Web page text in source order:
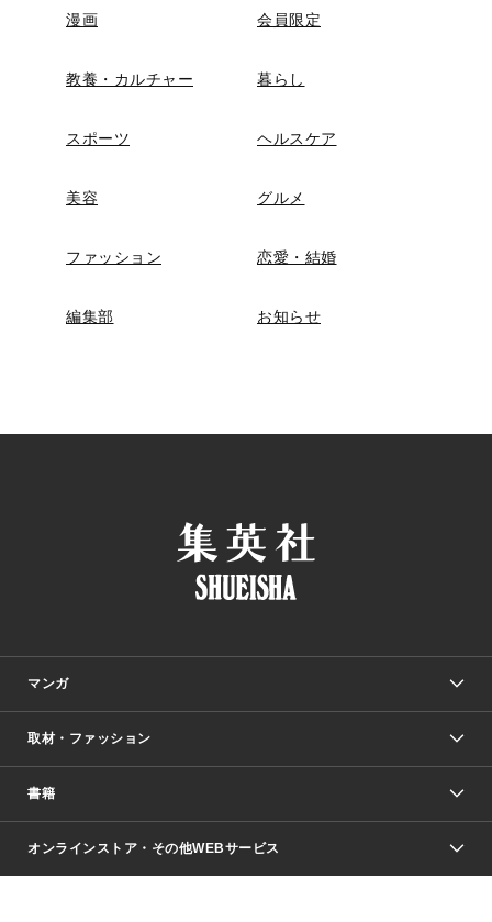
漫画 会員限定
教養・カルチャー 暮らし
スポーツ ヘルスケア
美容 グルメ
ファッション 恋愛・結婚
編集部 お知らせ
マンガ
少年マンガ
Vジャンプ
週刊ヤングジャンプ
少女マンガ
取材・ファッション
Seventeen
芸能・情報・スポーツ
書籍
文芸・文庫・総合
オンラインストア・その他WEBサービス